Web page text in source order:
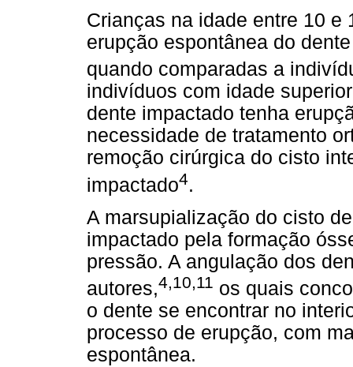
Crianças na idade entre 10 e
erupção espontânea do
quando comparadas a
indivíduos com idade
dente impactado tenha
necessidade de tratamento
remoção cirúrgica do cisto
impactado4.
A marsupialização do cisto
impactado pela formação
pressão. A angulação dos
autores,4,10,11 os quais
o dente se encontrar no
processo de erupção, com
espontânea.